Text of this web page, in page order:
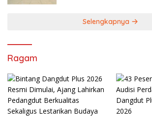
Selengkapnya
Ragam